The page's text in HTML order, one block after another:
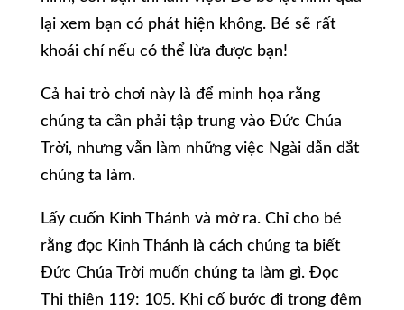
lại xem bạn có phát hiện không. Bé sẽ rất
khoái chí nếu có thể lừa được bạn!
Cả hai trò chơi này là để minh họa rằng
chúng ta cần phải tập trung vào Đức Chúa
Trời, nhưng vẫn làm những việc Ngài dẫn dắt
chúng ta làm.
Lấy cuốn Kinh Thánh và mở ra. Chỉ cho bé
rằng đọc Kinh Thánh là cách chúng ta biết
Đức Chúa Trời muốn chúng ta làm gì. Đọc
Thi thiên 119: 105. Khi cố bước đi trong đêm